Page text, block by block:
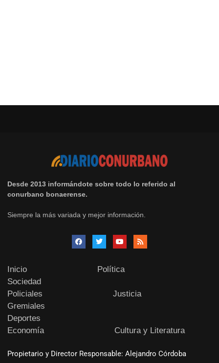
Desde 2013 informándote sobre todo lo referido al
conurbano bonaerense.
Siempre la más variada y mejor información.
Inicio
Política
Sociedad
Policiales
Justicia
Gremiales
Deportes
Economía
Cultura y Literatura
Propietario y Director Responsable: Alejandro Córdoba